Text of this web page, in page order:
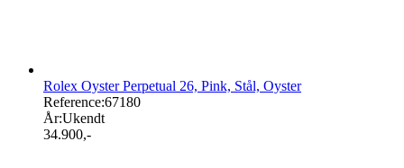
Rolex Oyster Perpetual 26, Pink, Stål, Oyster
Reference:67180
År:Ukendt
34.900,-